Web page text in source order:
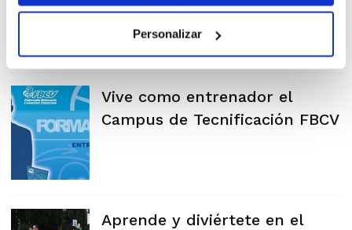
Personalizar
Vive como entrenador el
Campus de Tecnificación FBCV
Aprende y diviértete en el